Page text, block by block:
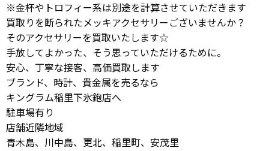
※金杯やトロフィー系は別途を計算させていただきます
買取りを断られたメッキアクセサリーございませんか？
そのアクセサリーを買取いたします☆
手放してよかった、そう思っていただけるために。
安心、丁寧な接客、高価買取します
ブランド、時計、貴金属を売るなら
キングラム稲里下氷鉋店へ
駐車場有り
店舗近隣地域
青木島、川中島、更北、稲里町、安茂里